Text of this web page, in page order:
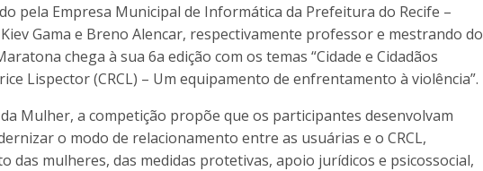
pela Empresa Municipal de Informática da Prefeitura do Recife –
Gama e Breno Alencar, respectivamente professor e mestrando do
chega à sua 6a edição com os temas “Cidade e Cidadãos
Lispector (CRCL) – Um equipamento de enfrentamento à violência”.
Mulher, a competição propõe que os participantes desenvolvam
o modo de relacionamento entre as usuárias e o CRCL,
das mulheres, das medidas protetivas, apoio jurídicos e psicossocial,